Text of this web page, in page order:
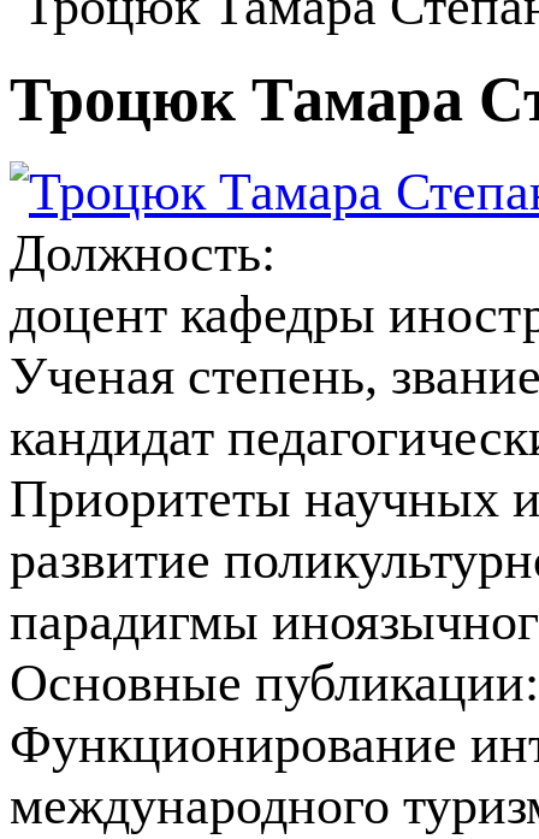
Троцюк Тамара
Должность:
доцент кафедры
Ученая степень,
кандидат
Приоритеты научных
развитие
парадигмы
Основные
Функционирование
международного